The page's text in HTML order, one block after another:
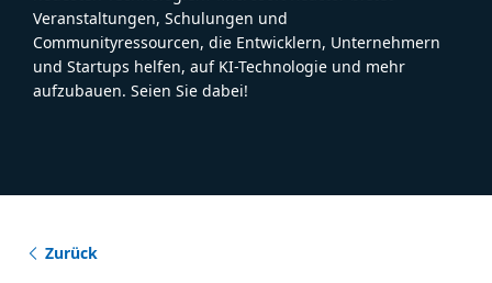
Veranstaltungen, Schulungen und
Communityressourcen, die Entwicklern, Unternehmern
und Startups helfen, auf KI-Technologie und mehr
aufzubauen. Seien Sie dabei!
Zurück